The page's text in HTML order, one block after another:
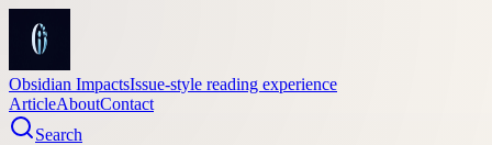
Obsidian ImpactsIssue-style reading experience
ArticleAboutContact
Search